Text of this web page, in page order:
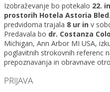
Izobraževanje bo potekalo 22.
prostorih Hotela Astoria Bled
predvidoma trajala 8 ur in v
Predavala bo dr. Costanza
Michigan, Ann Arbor MI USA,
poglavitnih strokovnih referenc
prepoznavanja in obravnave
PRIJAVA